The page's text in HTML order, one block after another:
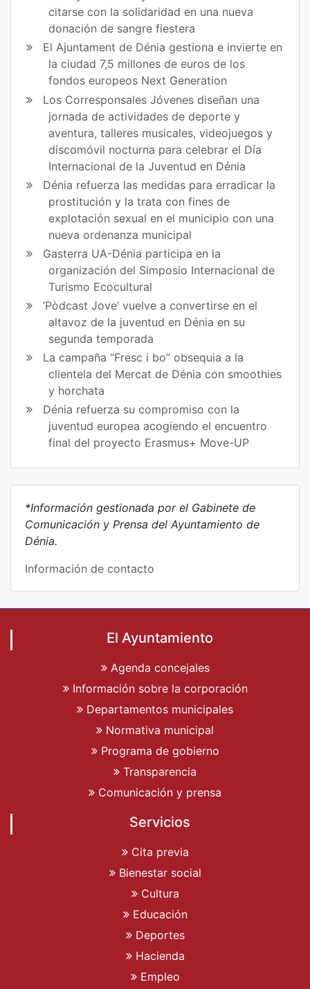
citarse con la solidaridad en una nueva
donación de sangre fiestera
El Ajuntament de Dénia gestiona e invierte en
la ciudad 7,5 millones de euros de los
fondos europeos Next Generation
Los Corresponsales Jóvenes diseñan una
jornada de actividades de deporte y
aventura, talleres musicales, videojuegos y
discomóvil nocturna para celebrar el Día
Internacional de la Juventud en Dénia
Dénia refuerza las medidas para erradicar la
prostitución y la trata con fines de
explotación sexual en el municipio con una
nueva ordenanza municipal
Gasterra UA-Dénia participa en la
organización del Simposio Internacional de
Turismo Ecocultural
‘Pòdcast Jove’ vuelve a convertirse en el
altavoz de la juventud en Dénia en su
segunda temporada
La campaña “Fresc i bo” obsequia a la
clientela del Mercat de Dénia con smoothies
y horchata
Dénia refuerza su compromiso con la
juventud europea acogiendo el encuentro
final del proyecto Erasmus+ Move-UP
*Información gestionada por el Gabinete de
Comunicación y Prensa del Ayuntamiento de
Dénia.
Información de contacto
El Ayuntamiento
Agenda concejales
Información sobre la corporación
Departamentos municipales
Normativa municipal
Programa de gobierno
Transparencia
Comunicación y prensa
Servicios
Cita previa
Bienestar social
Cultura
Educación
Deportes
Hacienda
Empleo